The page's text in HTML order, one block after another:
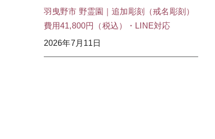
羽曳野市 野霊園｜追加彫刻（戒名彫刻）
費用41,800円（税込）・LINE対応
2026年7月11日